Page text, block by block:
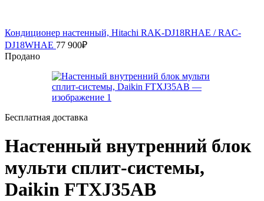
Кондиционер настенный, Hitachi RAK-DJ18RHAE / RAC-
DJ18WHAE 77 900₽
Продано
Бесплатная доставка
Настенный внутренний блок
мульти сплит-системы,
Daikin FTXJ35AB